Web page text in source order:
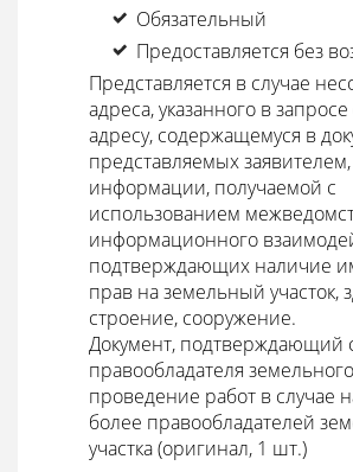
Обязательный
Предоставляется без
Представляется в случае
адреса, указанного в
адресу, содержащемуся в
представляемых
информации, получаемой с
использованием
информационного
подтверждающих наличие
прав на земельный участок,
строение, сооружение.
Документ, подтверждающий
правообладателя
проведение работ в случае
более правообладателей
участка (оригинал, 1 шт.)